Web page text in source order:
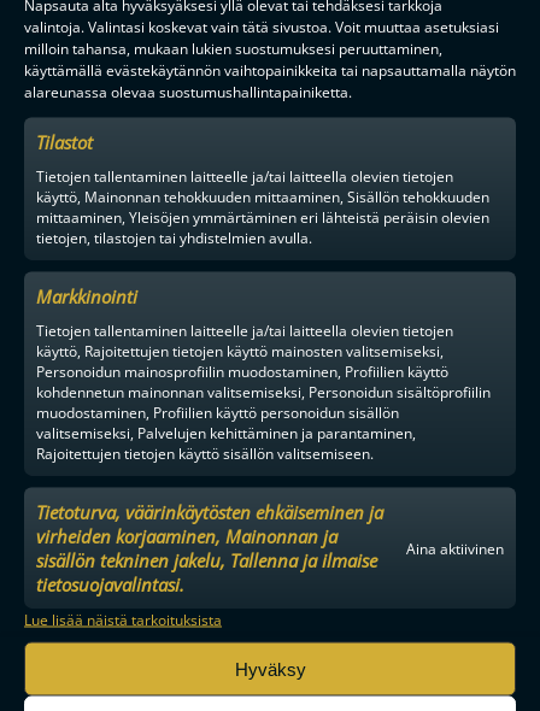
Napsauta alta hyväksyäksesi yllä olevat tai tehdäksesi tarkkoja
valintoja. Valintasi koskevat vain tätä sivustoa. Voit muuttaa asetuksiasi
milloin tahansa, mukaan lukien suostumuksesi peruuttaminen,
käyttämällä evästekäytännön vaihtopainikkeita tai napsauttamalla näytön
alareunassa olevaa suostumushallintapainiketta.
Tilastot
Tietojen tallentaminen laitteelle ja/tai laitteella olevien tietojen
käyttö, Mainonnan tehokkuuden mittaaminen, Sisällön tehokkuuden
mittaaminen, Yleisöjen ymmärtäminen eri lähteistä peräisin olevien
tietojen, tilastojen tai yhdistelmien avulla.
Markkinointi
Tietojen tallentaminen laitteelle ja/tai laitteella olevien tietojen
käyttö, Rajoitettujen tietojen käyttö mainosten valitsemiseksi,
Personoidun mainosprofiilin muodostaminen, Profiilien käyttö
kohdennetun mainonnan valitsemiseksi, Personoidun sisältöprofiilin
muodostaminen, Profiilien käyttö personoidun sisällön
valitsemiseksi, Palvelujen kehittäminen ja parantaminen,
Rajoitettujen tietojen käyttö sisällön valitsemiseen.
Tietoturva, väärinkäytösten ehkäiseminen ja
virheiden korjaaminen, Mainonnan ja
sisällön tekninen jakelu, Tallenna ja ilmaise
tietosuojavalintasi.
Aina aktiivinen
Lue lisää näistä tarkoituksista
Hyväksy